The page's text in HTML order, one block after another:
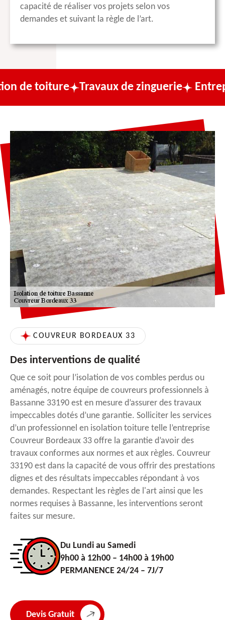
capacité de réaliser vos projets selon vos
demandes et suivant la règle de l’art.
Travaux de zinguerie Entreprise de
COUVREUR BORDEAUX 33
Des interventions de qualité
Que ce soit pour l’isolation de vos combles perdus ou
aménagés, notre équipe de couvreurs professionnels à
Bassanne 33190 est en mesure d’assurer des travaux
impeccables dotés d’une garantie. Solliciter les services
d’un professionnel en isolation toiture telle l’entreprise
Couvreur Bordeaux 33 offre la garantie d’avoir des
travaux conformes aux normes et aux règles. Couvreur
33190 est dans la capacité de vous offrir des prestations
dignes et des résultats impeccables répondant à vos
demandes. Respectant les règles de l'art ainsi que les
normes requises à Bassanne, les interventions seront
faites sur mesure.
Du Lundi au Samedi
9h00 à 12h00 – 14h00 à 19h00
PERMANENCE 24/24 – 7J/7
Devis Gratuit